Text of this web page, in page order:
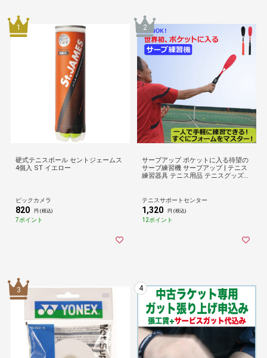
1
硬式テニスボール セントジェームス
4個入 ST イエロー
ビックカメラ
820 円 (税込)
7ポイント
2
サーブアップ ポケットに入る待望の
サーブ練習機 サーブアップ | テニス
練習器具 テニス用品 テニスグッズ
ニス ウイニングショット 硬式 プレ
ゼント トレーニング 練習用 一人
テニスサポートセンター
1,320 円 (税込)
12ポイント
3 4